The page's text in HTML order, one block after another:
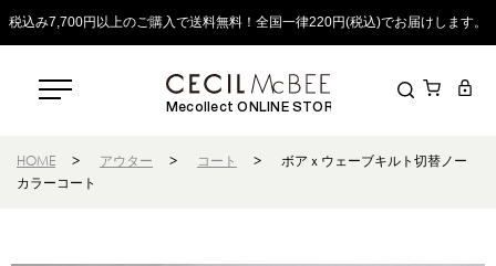
税込み7,700円以上のご購入で送料無料！全国一律220円(税込)でお届けします。
Mecollect ONLINE STORE
HOME > アウター > コート >
ボアｘウェーブキルト切替ノー
カラーコート